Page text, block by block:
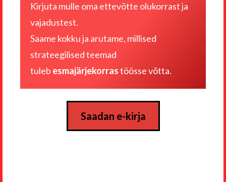
Kirjuta mulle oma ettevõtte olukorrast ja
vajadustest.
Saame kokku ja arutame, millised
strateegilised teemad
tuleb esmajärjekorrastöösse võtta.
Saadan e-kirja